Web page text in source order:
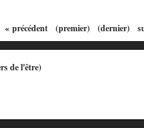
« précédent (premier) (dernier)